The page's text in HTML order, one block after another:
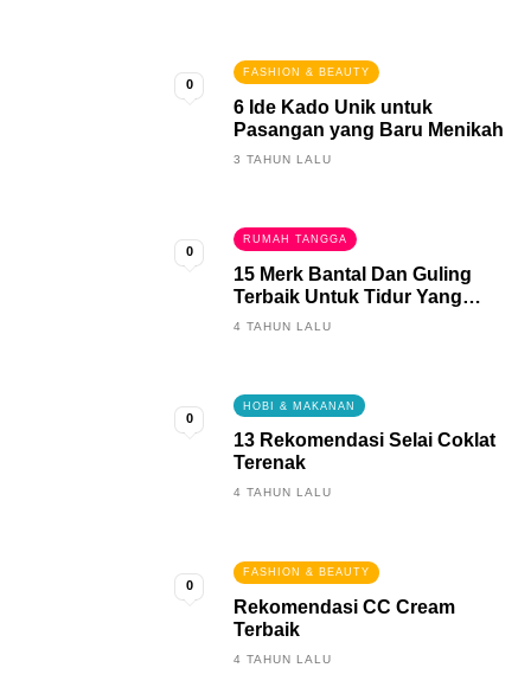
0
FASHION & BEAUTY
6 Ide Kado Unik untuk
Pasangan yang Baru Menikah
3 TAHUN LALU
0
RUMAH TANGGA
15 Merk Bantal Dan Guling
Terbaik Untuk Tidur Yang
Berkualitas
4 TAHUN LALU
0
HOBI & MAKANAN
13 Rekomendasi Selai Coklat
Terenak
4 TAHUN LALU
0
FASHION & BEAUTY
Rekomendasi CC Cream
Terbaik
4 TAHUN LALU